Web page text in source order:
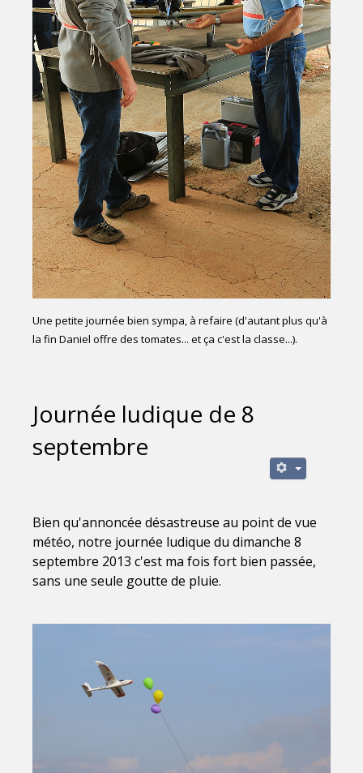
Une petite journée bien sympa, à refaire (d'autant plus qu'à
la fin Daniel offre des tomates... et ça c'est la classe...).
Journée ludique de 8
septembre
Bien qu'annoncée désastreuse au point de vue
météo, notre journée ludique du dimanche 8
septembre 2013 c'est ma fois fort bien passée,
sans une seule goutte de pluie.